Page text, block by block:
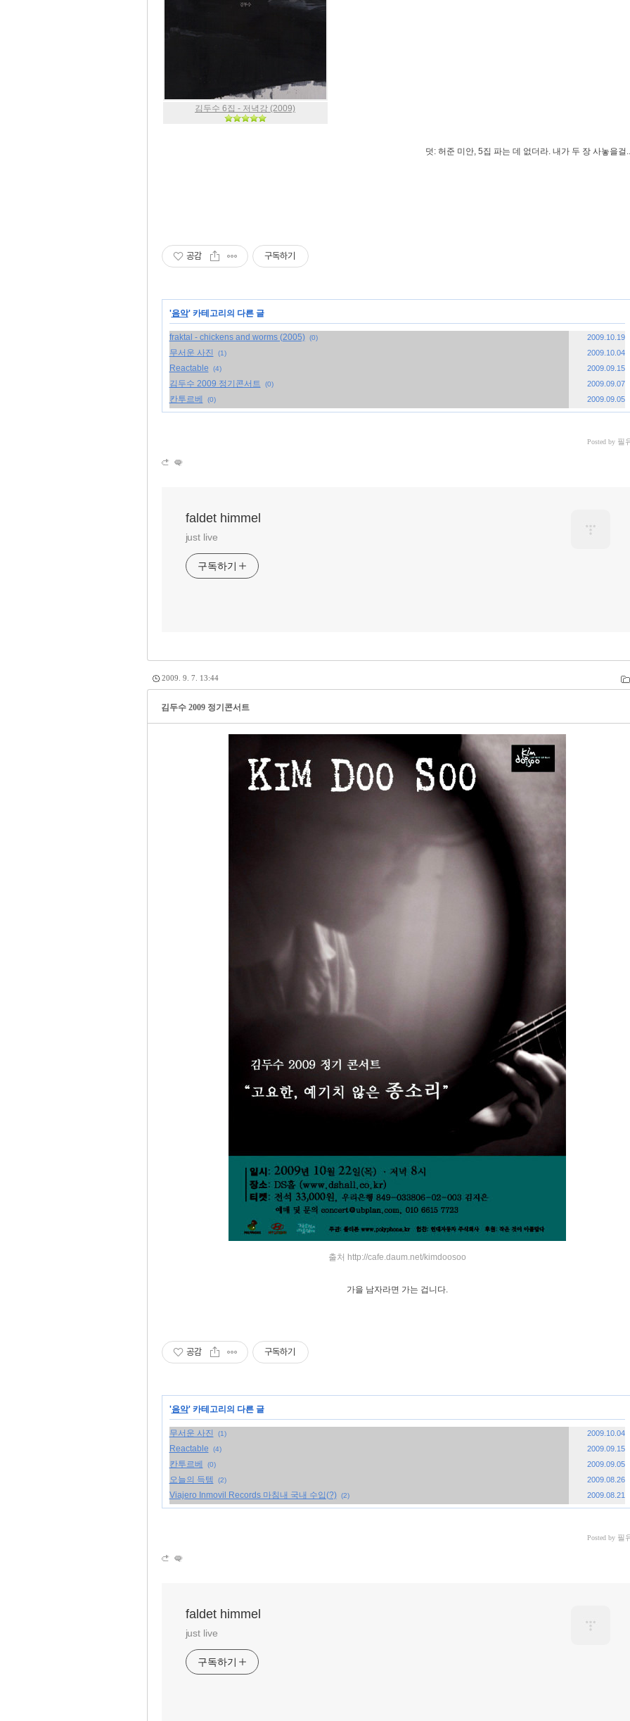
김두수 6집 - 저녁강 (2009)
덧: 허준 미안, 5집 파는 데 없더라. 내가 두 장 사놓을걸
공감 구독하기
'음악' 카테고리의 다른 글
fraktal - chickens and worms (2005) (0) 2009.10.19
무서운 사진 (1) 2009.10.04
Reactable (4) 2009.09.15
김두수 2009 정기콘서트 (0) 2009.09.07
칸투르베 (0) 2009.09.05
Posted by필
faldet himmel
just live
구독하기
2009. 9. 7. 13:44
김두수 2009 정기콘서트
출처 http://cafe.daum.net/kimdoosoo
가을 남자라면 가는 겁니다.
공감 구독하기
'음악' 카테고리의 다른 글
무서운 사진 (1) 2009.10.04
Reactable (4) 2009.09.15
칸투르베 (0) 2009.09.05
오늘의 득템 (2) 2009.08.26
Viajero Inmovil Records 마침내 국내 수입(?) (2) 2009.08.21
Posted by필
faldet himmel
just live
구독하기